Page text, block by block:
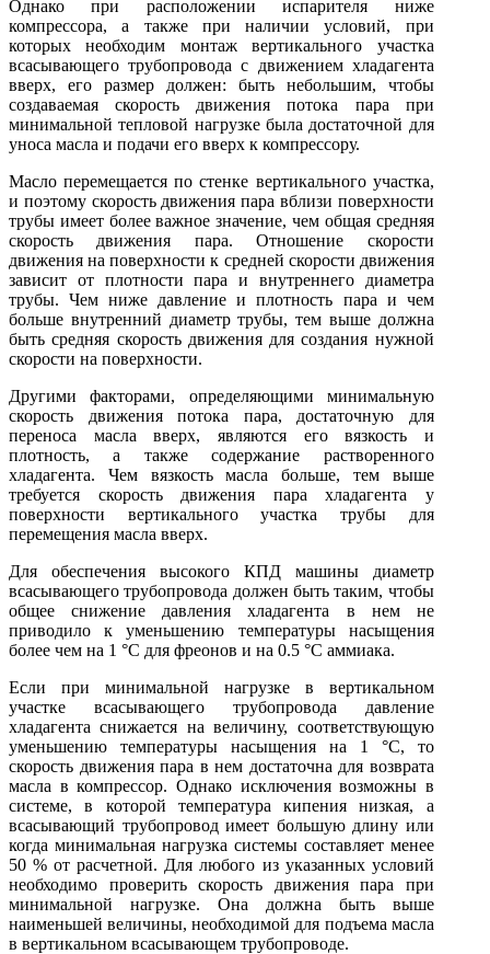
Однако при расположении испарителя ниже
компрессора, а также при наличии условий, при
которых необходим монтаж вертикального участка
всасывающего трубопровода с движением хладагента
вверх, его размер должен: быть небольшим, чтобы
создаваемая скорость движения потока пара при
минимальной тепловой нагрузке была достаточной для
уноса масла и подачи его вверх к компрессору.
Масло перемещается по стенке вертикального участка,
и поэтому скорость движения пара вблизи поверхности
трубы имеет более важное значение, чем общая средняя
скорость движения пара. Отношение скорости
движения на поверхности к средней скорости движения
зависит от плотности пара и внутреннего диаметра
трубы. Чем ниже давление и плотность пара и чем
больше внутренний диаметр трубы, тем выше должна
быть средняя скорость движения для создания нужной
скорости на поверхности.
Другими факторами, определяющими минимальную
скорость движения потока пара, достаточную для
переноса масла вверх, являются его вязкость и
плотность, а также содержание растворенного
хладагента. Чем вязкость масла больше, тем выше
требуется скорость движения пара хладагента у
поверхности вертикального участка трубы для
перемещения масла вверх.
Для обеспечения высокого КПД машины диаметр
всасывающего трубопровода должен быть таким, чтобы
общее снижение давления хладагента в нем не
приводило к уменьшению температуры насыщения
более чем на 1 °С для фреонов и на 0.5 °С аммиака.
Если при минимальной нагрузке в вертикальном
участке всасывающего трубопровода давление
хладагента снижается на величину, соответствующую
уменьшению температуры насыщения на 1 °С, то
скорость движения пара в нем достаточна для возврата
масла в компрессор. Однако исключения возможны в
системе, в которой температура кипения низкая, а
всасывающий трубопровод имеет большую длину или
когда минимальная нагрузка системы составляет менее
50 % от расчетной. Для любого из указанных условий
необходимо проверить скорость движения пара при
минимальной нагрузке. Она должна быть выше
наименьшей величины, необходимой для подъема масла
в вертикальном всасывающем трубопроводе.